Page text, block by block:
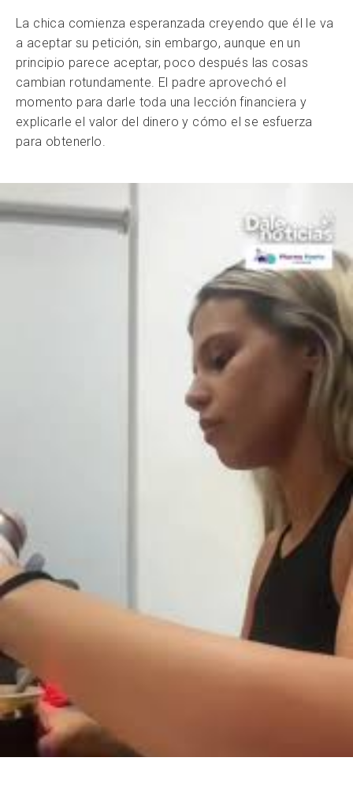
La chica comienza esperanzada creyendo que él le va
a aceptar su petición, sin embargo, aunque en un
principio parece aceptar, poco después las cosas
cambian rotundamente. El padre aprovechó el
momento para darle toda una lección financiera y
explicarle el valor del dinero y cómo el se esfuerza
para obtenerlo.